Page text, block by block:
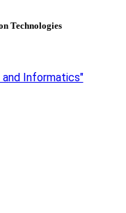
Technologies
and Informatics"